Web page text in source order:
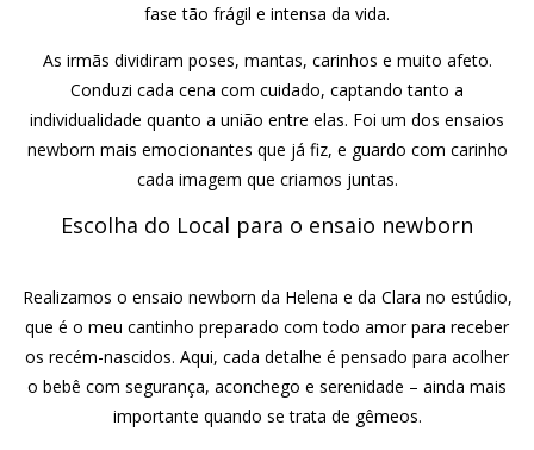
fase tão frágil e intensa da vida.
As irmãs dividiram poses, mantas, carinhos e muito afeto.
Conduzi cada cena com cuidado, captando tanto a
individualidade quanto a união entre elas. Foi um dos ensaios
newborn mais emocionantes que já fiz, e guardo com carinho
cada imagem que criamos juntas.
Escolha do Local para o ensaio newborn
Realizamos o ensaio newborn da Helena e da Clara no estúdio,
que é o meu cantinho preparado com todo amor para receber
os recém-nascidos. Aqui, cada detalhe é pensado para acolher
o bebê com segurança, aconchego e serenidade – ainda mais
importante quando se trata de gêmeos.